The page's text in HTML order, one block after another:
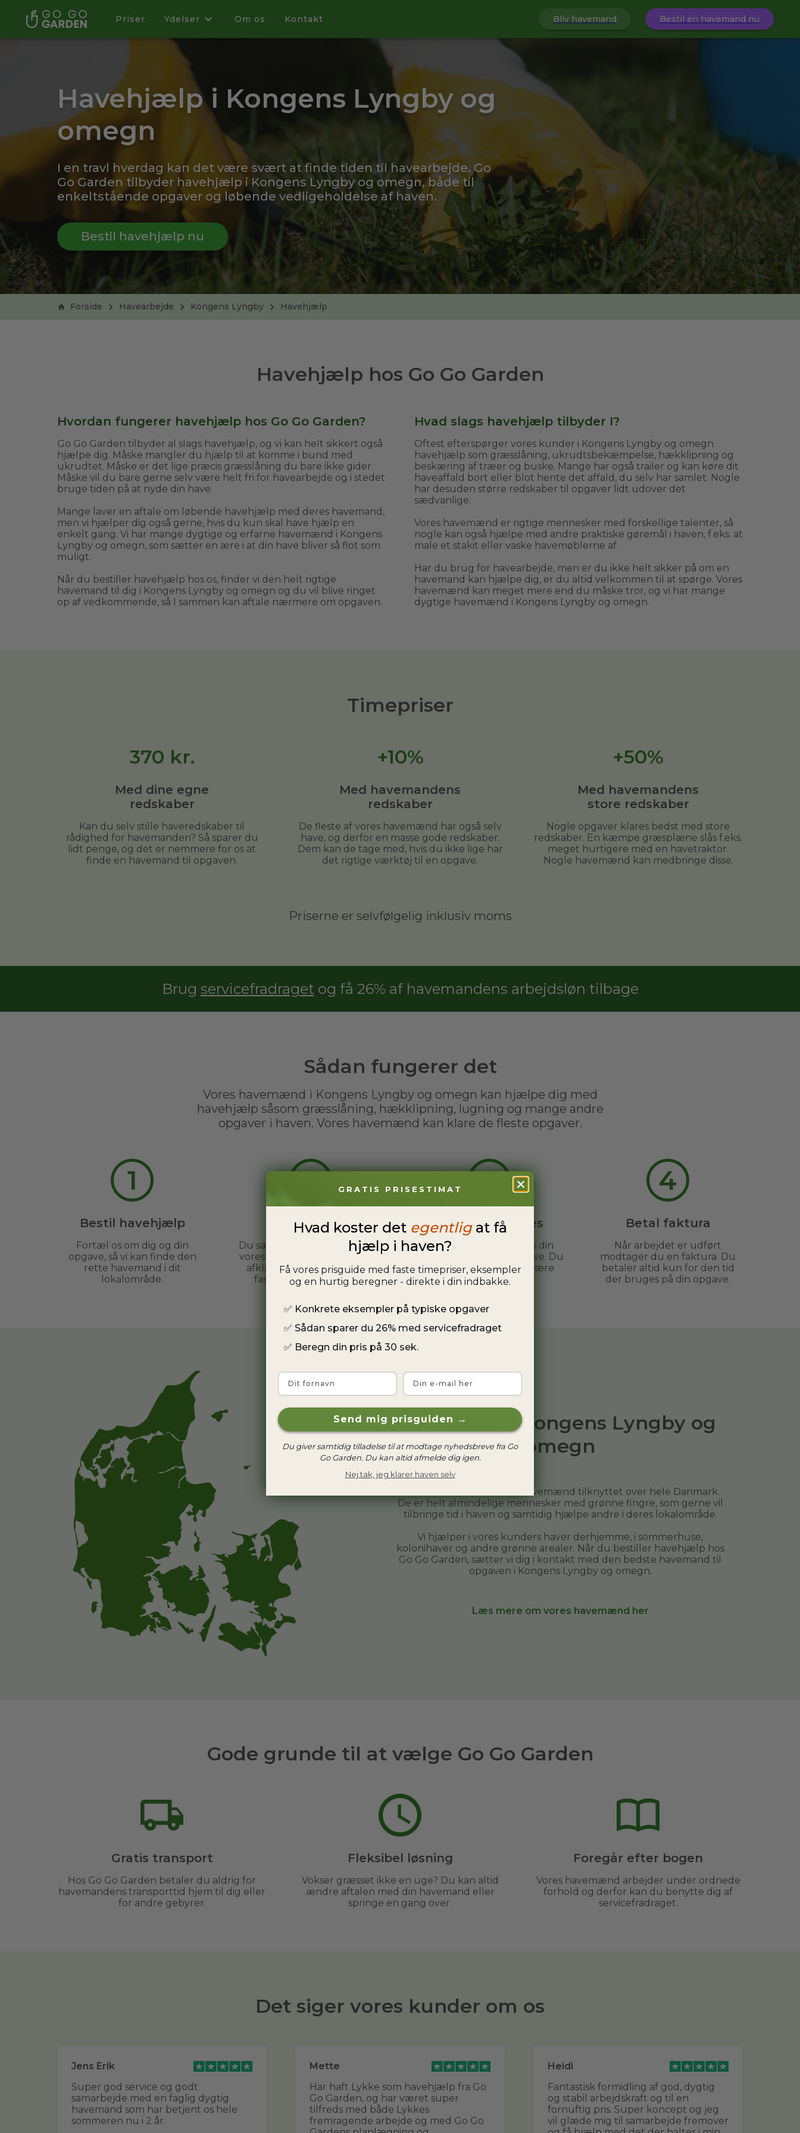
Priser Ydelser Om os Kontakt Bliv havemand Bestil en havemand nu
Havehjælp i Kongens Lyngby og
omegn
I en travl hverdag kan det være svært at finde tiden til havearbejde. Go
Go Garden tilbyder havehjælp i Kongens Lyngby og omegn, både til
enkeltstående opgaver og løbende vedligeholdelse af haven.
Bestil havehjælp nu
Forside Havearbejde Kongens Lyngby Havehjælp
Havehjælp hos Go Go Garden
Hvordan fungerer havehjælp hos Go Go Garden?
Go Go Garden tilbyder al slags havehjælp, og vi kan helt sikkert også
hjælpe dig. Måske mangler du hjælp til at komme i bund med
ukrudtet. Måske er det lige præcis græsslåning du bare ikke gider.
Måske vil du bare gerne selv være helt fri for havearbejde og i stedet
bruge tiden på at nyde din have.
Mange laver en aftale om løbende havehjælp med deres havemand,
men vi hjælper dig også gerne, hvis du kun skal have hjælp en
enkelt gang. Vi har mange dygtige og erfarne havemænd i Kongens
Lyngby og omegn, som sætter en ære i at din have bliver så flot som
muligt.
Når du bestiller havehjælp hos os, finder vi den helt rigtige
havemand til dig i Kongens Lyngby og omegn og du vil blive ringet
op af vedkommende, så I sammen kan aftale nærmere om opgaven.
Hvad slags havehjælp tilbyder I?
Oftest efterspørger vores kunder i Kongens Lyngby og omegn
havehjælp som græsslåning, ukrudtsbekæmpelse, hækklipning og
beskæring af træer og buske. Mange har også trailer og kan køre dit
haveaffald bort eller blot hente det affald, du selv har samlet. Nogle
har desuden større redskaber til opgaver lidt udover det
sædvanlige.
Vores havemænd er rigtige mennesker med forskellige talenter, så
nogle kan også hjælpe med andre praktiske gøremål i haven, f.eks. at
male et stakit eller vaske havemøblerne af.
Har du brug for havearbejde, men er du ikke helt sikker på om en
havemand kan hjælpe dig, er du altid velkommen til at spørge. Vores
havemænd kan meget mere end du måske tror, og vi har mange
dygtige havemænd i Kongens Lyngby og omegn.
Timepriser
370 kr.
Med dine egne
redskaber
Kan du selv stille haveredskaber til
rådighed for havemanden? Så sparer du
lidt penge, og det er nemmere for os at
finde en havemand til opgaven.
+10%
Med havemandens
redskaber
De fleste af vores havemænd har også selv
have, og derfor en masse gode redskaber.
Dem kan de tage med, hvis du ikke lige har
det rigtige værktøj til en opgave.
+50%
Med havemandens
store redskaber
Nogle opgaver klares bedst med store
redskaber. En kæmpe græsplæne slås f.eks.
meget hurtigere med en havetraktor.
Nogle havemænd kan medbringe disse.
Priserne er selvfølgelig inklusiv moms
Brug servicefradraget og få 26% af havemandens arbejdsløn tilbage
Sådan fungerer det
Vores havemænd i Kongens Lyngby og omegn kan hjælpe dig med
havehjælp såsom græsslåning, hækklipning, lugning og mange andre
opgaver i haven. Vores havemænd kan klare de fleste opgaver.
1
Bestil havehjælp
Fortæl os om dig og din
opgave, så vi kan finde den
rette havemand i dit
lokalområde.
2
Afklar opgave
Du sættes i kontakt med en af
vores havemænd, og sammen
afklarer I evt. spørgsmål og
fastsætter et tidspunkt.
3
Arbejdet udføres
Du kan slappe af, mens din
havemand ordner din have. Du
behøver ikke engang være
hjemme.
4
Betal faktura
Når arbejdet er udført
modtager du en faktura. Du
betaler altid kun for den tid
der bruges på din opgave.
Vi hjælper i Kongens Lyngby og
omegn
Hos Go Go Garden har vi havemænd tilknyttet over hele Danmark.
De er helt almindelige mennesker med grønne fingre, som gerne vil
tilbringe tid i haven og samtidig hjælpe andre i deres lokalområde.
Vi hjælper i vores kunders haver derhjemme, i sommerhuse,
kolonihaver og andre grønne arealer. Når du bestiller havehjælp hos
Go Go Garden, sætter vi dig i kontakt med den bedste havemand til
opgaven i Kongens Lyngby og omegn.
Læs mere om vores havemænd her
Gode grunde til at vælge Go Go Garden
Gratis transport
Hos Go Go Garden betaler du aldrig for
havemandens transporttid hjem til dig eller
for andre gebyrer.
Fleksibel løsning
Vokser græsset ikke en uge? Du kan altid
ændre aftalen med din havemand eller
springe en gang over.
Foregår efter bogen
Vores havemænd arbejder under ordnede
forhold og derfor kan du benytte dig af
servicefradraget.
Det siger vores kunder om os
Jens Erik
Super god service og godt
samarbejde med en faglig dygtig
havemand som har betjent os hele
sommeren nu i 2 år.
Mette
Har haft Lykke som havehjælp fra Go
Go Garden, og har været super
tilfreds med både Lykkes
fremragende arbejde og med Go Go
Heidi
Fantastisk formidling af god, dygtig
og stabil arbejdskraft og til en
fornuftig pris. Super koncept og jeg
vil glæde mig til samarbejde fremover
GRATIS PRISESTIMAT
Hvad koster det egentligat få
hjælp i haven?
Få vores prisguide med faste timepriser, eksempler
og en hurtig beregner - direkte i din indbakke.
✅ Konkrete eksempler på typiske opgaver
✅ Sådan sparer du 26% med servicefradraget
✅ Beregn din pris på 30 sek.
Fornavn Email
Send mig prisguiden →
Du giver samtidig tilladelse til at modtage nyhedsbreve fra Go
Go Garden. Du kan altid afmelde dig igen.
Nej tak, jeg klarer haven selv